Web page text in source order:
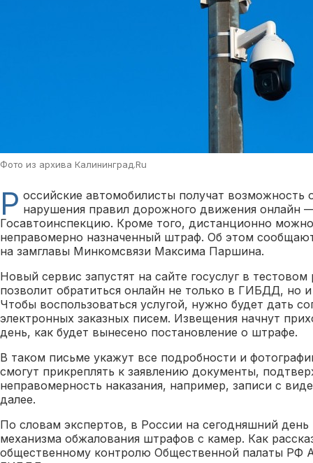
Фото из архива Калининград.Ru
Р оссийские автомобилисты получат возможность
нарушения правил дорожного движения онлайн
Госавтоинспекцию. Кроме того, дистанционно можно
неправомерно назначенный штраф. Об этом
на замглавы Минкомсвязи Максима Паршина.
Новый сервис запустят на сайте госуслуг в
позволит обратиться онлайн не только в ГИБДД, но
Чтобы воспользоваться услугой, нужно будет дать
электронных заказных писем. Извещения начнут
день, как будет вынесено постановление о штрафе.
В таком письме укажут все подробности и
смогут прикреплять к заявлению документы,
неправомерность наказания, например, записи с
далее.
По словам экспертов, в России на сегодняшний день
механизма обжалования штрафов с камер. Как
общественному контролю Общественной палаты РФ